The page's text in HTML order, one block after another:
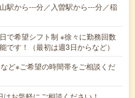
駅から---分／入曽駅から---分／稲
で希望シフト制 ※徐々に勤務回数
です！（最初は週3日からなど）
ど※ご希望の時間帯をご相談くだ
お気軽にご相談ください！